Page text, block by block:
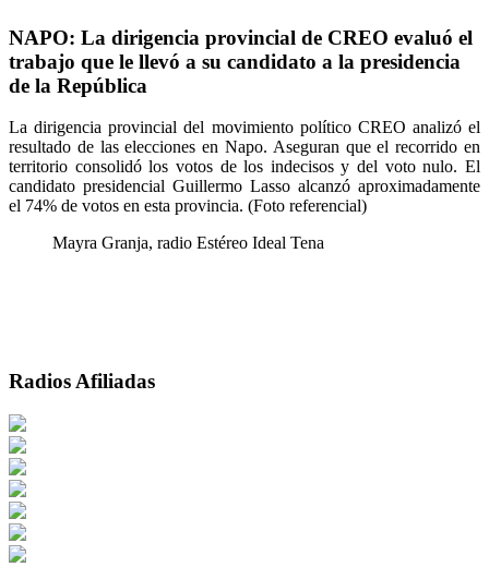
NAPO: La dirigencia provincial de CREO evaluó el
trabajo que le llevó a su candidato a la presidencia
de la República
La dirigencia provincial del movimiento político CREO analizó el
resultado de las elecciones en Napo. Aseguran que el recorrido en
territorio consolidó los votos de los indecisos y del voto nulo. El
candidato presidencial Guillermo Lasso alcanzó aproximadamente
el 74% de votos en esta provincia. (Foto referencial)
Mayra Granja, radio Estéreo Ideal Tena
Radios Afiliadas